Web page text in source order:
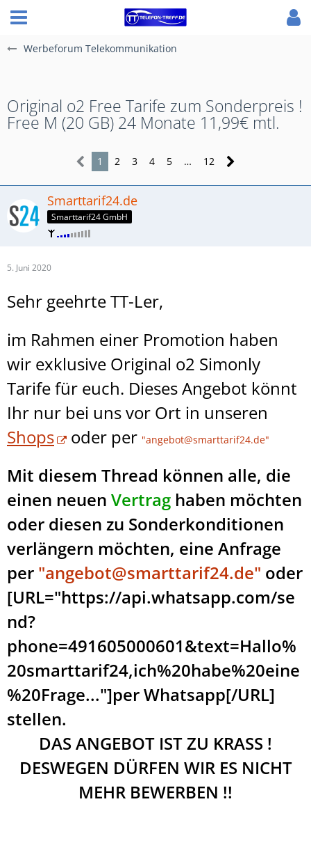
Werbeforum Telekommunikation
Original o2 Free Tarife zum Sonderpreis !
Free M (20 GB) 24 Monate 11,99€ mtl.
1 2 3 4 5 … 12
Smarttarif24.de
Smarttarif24 GmbH
5. Juni 2020
Sehr geehrte TT-Ler,
im Rahmen einer Promotion haben
wir exklusive Original o2 Simonly
Tarife für euch. Dieses Angebot könnt
Ihr nur bei uns vor Ort in unseren
Shops
oder per "angebot@smarttarif24.de"
Mit diesem Thread können alle, die
einen neuen Vertrag haben möchten
oder diesen zu Sonderkonditionen
verlängern möchten, eine Anfrage
per "angebot@smarttarif24.de" oder
[URL="https://api.whatsapp.com/se
nd?
phone=491605000601&text=Hallo%
20smarttarif24,ich%20habe%20eine
%20Frage..."]per Whatsapp[/URL]
stellen.
DAS ANGEBOT IST ZU KRASS !
DESWEGEN DÜRFEN WIR ES NICHT
MEHR BEWERBEN !!